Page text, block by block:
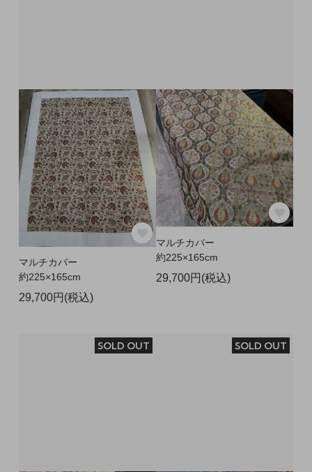
マルチカバー
約225×165cm
29,700円(税込)
マルチカバー
約225×165cm
29,700円(税込)
SOLD OUT SOLD OUT